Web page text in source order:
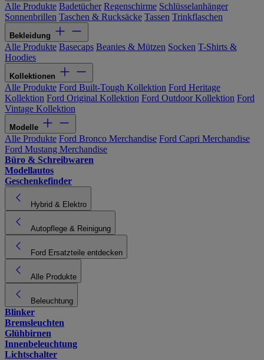
Alle Produkte Badetücher Regenschirme Schlüsselanhänger
Sonnenbrillen Taschen & Rucksäcke Tassen Trinkflaschen
Bekleidung
Alle Produkte Basecaps Beanies & Mützen Socken T-Shirts &
Hoodies
Kollektionen
Alle Produkte Ford Built-Tough Kollektion Ford Heritage
Kollektion Ford Original Kollektion Ford Outdoor Kollektion Ford
Vintage Kollektion
Modelle
Alle Produkte Ford Bronco Merchandise Ford Capri Merchandise
Ford Mustang Merchandise
Büro & Schreibwaren
Modellautos
Geschenkefinder
Hybrid & Elektro
Autopflege & Reinigung
Ford Ersatzteile entdecken
Alle Produkte
Beleuchtung
Blinker
Bremsleuchten
Glühbirnen
Innenbeleuchtung
Lichtschalter